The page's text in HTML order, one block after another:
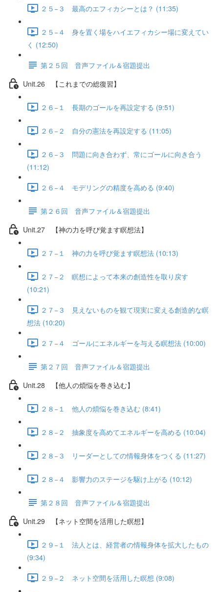
２５−３ 最高のエフィカシーとは？ (11:35)
２５−４ 身を置く場をハイエフィカシー場に変えてい
く (12:50)
第２５回 音声ファイル＆宿題提出
Unit.26 【これまでの総復習】
２６−１ 長期のゴールを再設定する (9:51)
２６−２ 自分の憲法を再設定する (11:05)
２６−３ 問題に向き合わず、常にゴールに向き合う
(11:12)
２６−４ モデリングの精度を高める (9:40)
第２６回 音声ファイル＆宿題提出
Unit.27 【神の力を呼び覚ます瞑想法】
２７−１ 神の力を呼び覚ます瞑想法 (10:13)
２７−２ 瞑想によって本来の創造性を取り戻す
(10:21)
２７−３ 見えないものを観て現実に変える創造的な瞑
想法 (10:20)
２７−４ ゴールにエネルギーを与える瞑想法 (10:00)
第２７回 音声ファイル＆宿題提出
Unit.28 【他人の煩悩を巻き込む】
２８−１ 他人の煩悩を巻き込む (8:41)
２８−２ 抽象度を高めてエネルギーを高める (10:04)
２８−３ リーダーとしての情報身体をつくる (11:27)
２８−４ 影響力のステージを駆け上がる (10:12)
第２８回 音声ファイル＆宿題提出
Unit.29 【ネット空間を活用した瞑想】
２９−１ 法人とは、経営者の情報身体を拡大したもの
(9:34)
２９−２ ネット空間を活用した瞑想 (9:08)